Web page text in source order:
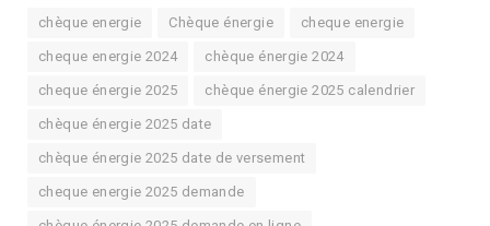
chèque energie Chèque énergie cheque energie
cheque energie 2024 chèque énergie 2024
cheque énergie 2025 chèque énergie 2025 calendrier
chèque énergie 2025 date
chèque énergie 2025 date de versement
cheque energie 2025 demande